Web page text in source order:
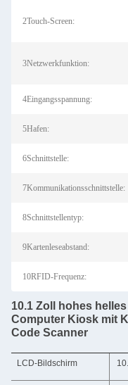
2Touch-Screen:
3Netzwerkfunktion:
4Eingangsspannung:
5Hafen:
6Schnittstelle:
7Kommunikationsschnittstelle:
8Schnittstellentyp:
9Kartenleseabstand:
10RFID-Frequenz:
10.1 Zoll hohes
Computer Kiosk mit
Code Scanner
LCD-Bildschirm